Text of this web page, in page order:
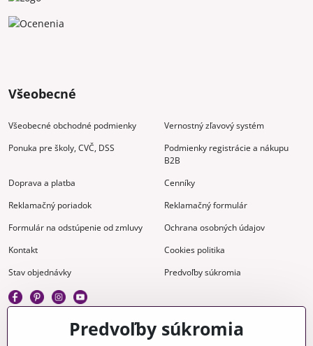
Všeobecné
Všeobecné obchodné podmienky
Vernostný zľavový systém
Ponuka pre školy, CVČ, DSS
Podmienky registrácie a nákupu
B2B
Doprava a platba
Cenníky
Reklamačný poriadok
Reklamačný formulár
Formulár na odstúpenie od zmluvy
Ochrana osobných údajov
Kontakt
Cookies politika
Stav objednávky
Predvoľby súkromia
Predvoľby súkromia